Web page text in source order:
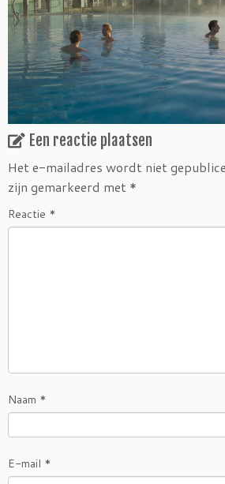
Een reactie plaatsen
Het e-mailadres wordt niet
zijn gemarkeerd met *
Reactie *
Naam *
E-mail *